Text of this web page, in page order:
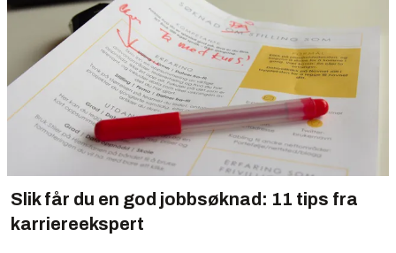
Slik får du en god jobbsøknad: 11 tips fra
karriereekspert